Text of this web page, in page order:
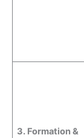
3. Formation &